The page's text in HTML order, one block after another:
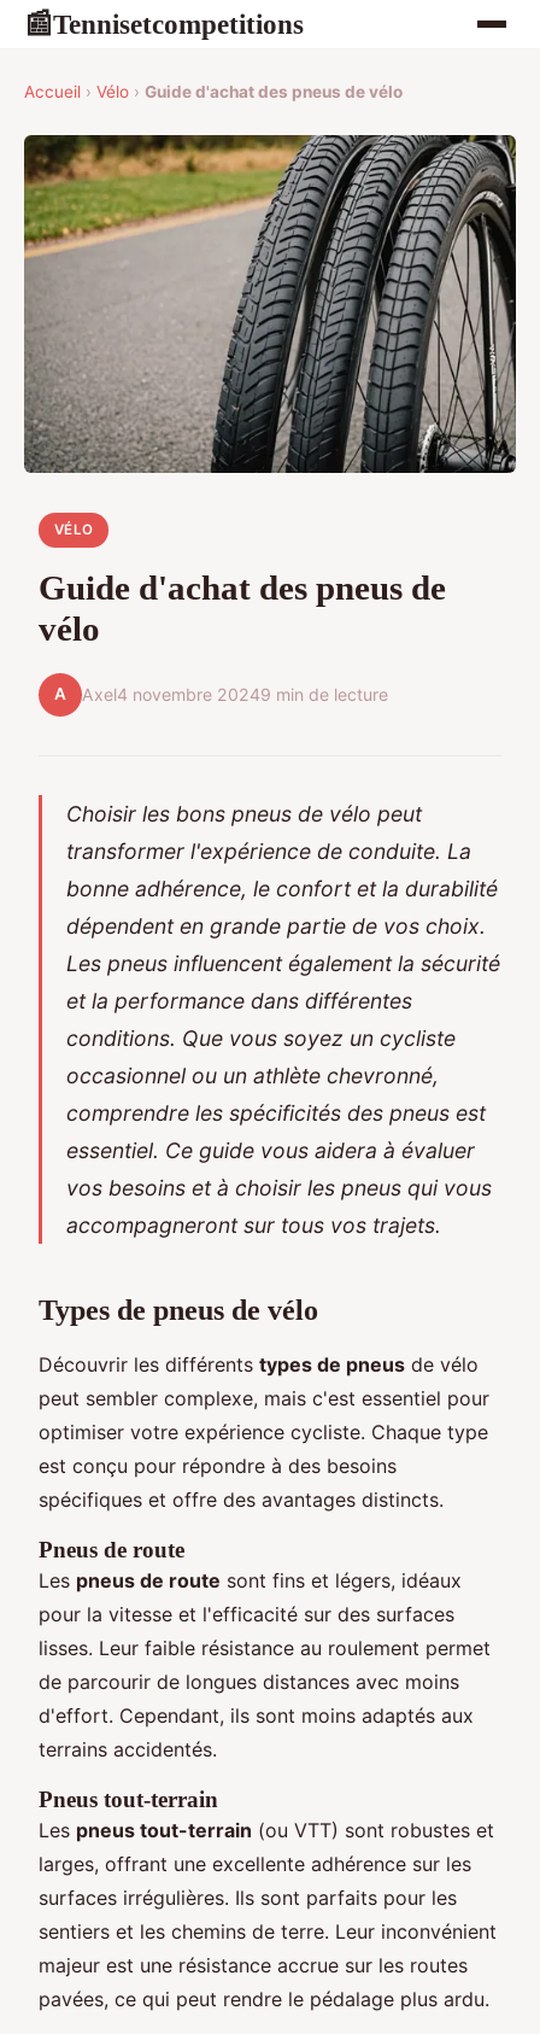
📰Tennisetcompetitions
Accueil › Vélo › Guide d'achat des pneus de vélo
VÉLO
Guide d'achat des pneus de
vélo
A Axel4 novembre 20249 min de lecture
Choisir les bons pneus de vélo peut
transformer l'expérience de conduite. La
bonne adhérence, le confort et la durabilité
dépendent en grande partie de vos choix.
Les pneus influencent également la sécurité
et la performance dans différentes
conditions. Que vous soyez un cycliste
occasionnel ou un athlète chevronné,
comprendre les spécificités des pneus est
essentiel. Ce guide vous aidera à évaluer
vos besoins et à choisir les pneus qui vous
accompagneront sur tous vos trajets.
Types de pneus de vélo
Découvrir les différents types de pneus de vélo
peut sembler complexe, mais c'est essentiel pour
optimiser votre expérience cycliste. Chaque type
est conçu pour répondre à des besoins
spécifiques et offre des avantages distincts.
Pneus de route
Les pneus de route sont fins et légers, idéaux
pour la vitesse et l'efficacité sur des surfaces
lisses. Leur faible résistance au roulement permet
de parcourir de longues distances avec moins
d'effort. Cependant, ils sont moins adaptés aux
terrains accidentés.
Pneus tout-terrain
Les pneus tout-terrain (ou VTT) sont robustes et
larges, offrant une excellente adhérence sur les
surfaces irrégulières. Ils sont parfaits pour les
sentiers et les chemins de terre. Leur inconvénient
majeur est une résistance accrue sur les routes
pavées, ce qui peut rendre le pédalage plus ardu.